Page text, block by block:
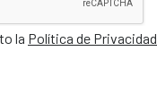
la Política de Privacidad